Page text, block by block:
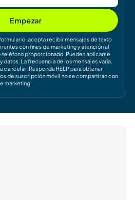
Empezar
acepta recibir mensajes de texto
con fines de marketing y atención al
teléfono proporcionado. Pueden aplicarse
datos. La frecuencia de los mensajes varía.
cancelar. Responda HELP para obtener
de suscripción móvil no se compartirán con
marketing.